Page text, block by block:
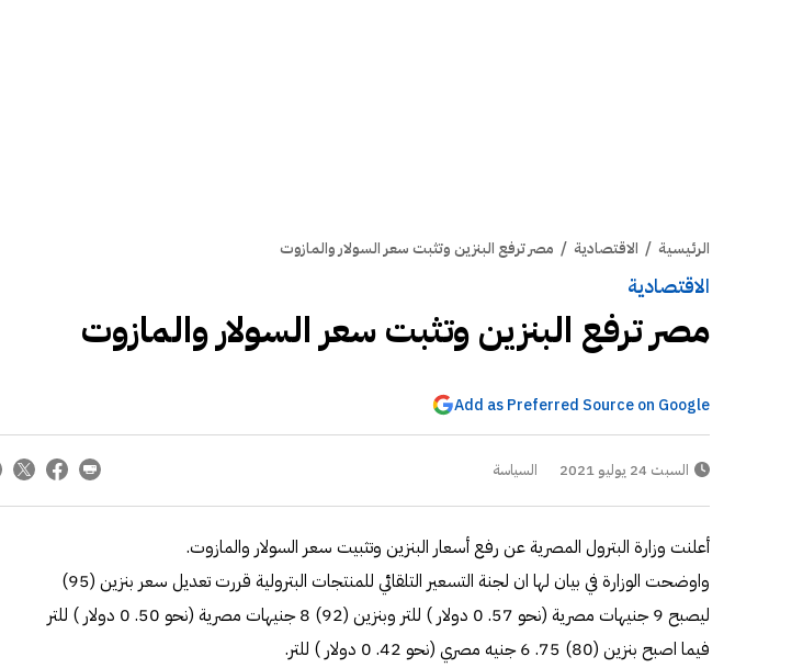
الرئيسية / الاقتصادية / مصر ترفع البنزين وتثبت سعر السولار والمازوت
الاقتصادية
مصر ترفع البنزين وتثبت سعر السولار والمازوت
Add as Preferred Source on Google
السبت 24 يوليو 2021 السياسة
أعلنت وزارة البترول المصرية عن رفع أسعار البنزين وتثبيت سعر السولار والمازوت.
واوضحت الوزارة في بيان لها ان لجنة التسعير التلقائي للمنتجات البترولية قررت تعديل سعر بنزين (95)
ليصبح 9 جنيهات مصرية (نحو 57. 0 دولار ) للتر وبنزين (92) 8 جنيهات مصرية (نحو 50. 0 دولار ) للتر
فيما اصبح بنزين (80) 75. 6 جنيه مصري (نحو 42. 0 دولار ) للتر.